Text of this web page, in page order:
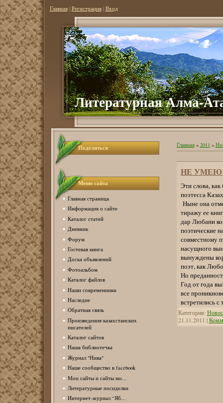
Главная| Регистрация| Вход
Литературная Алма-
Поделиться
Меню сайта
Главная страница
Информация о сайте
Каталог статей
Дневник
Форум
Гостевая книга
Доска объявлений
Фотоальбом
Каталог файлов
Наши современники
Наследие
Обратная связь
Произведения казахстанских
писателей
Каталог сайтов
Наша библиотечка
Журнал "Нива"
Наше сообщество в facebook
Мои сайты и сайты мо...
Литературные посиделки
Интернет-журнал “Яб...
Главная» 2011 »
НЕ УМЕЮ
Эти слова,
поэтесса
Ныне она
тиражу ее
дар Любани
поэтические
совместному
насущного
вынуждены
поэт, как
Но
Год от года
все
встретились
Категория:
21.11.2011 |